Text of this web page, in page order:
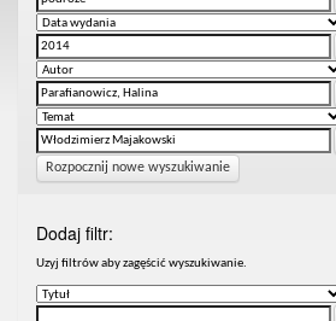
Rozpocznij nowe wyszukiwanie
Dodaj filtr:
Uzyj filtrów aby zagęścić wyszukiwanie.